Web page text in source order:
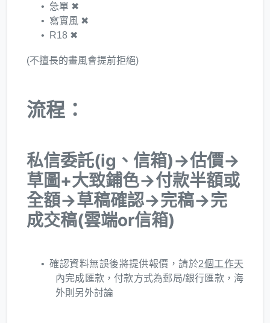
急單 ✖
寫實風 ✖
R18 ✖
(不擅長的畫風會提前拒絕)
流程：
私信委託(ig、信箱)→估價→
草圖+大致鋪色→付款半額或
全額→草稿確認→完稿→完
成交稿(雲端or信箱)
確認資料無誤後將提供報價，請於2個工作天
內完成匯款，付款方式為郵局/銀行匯款，海
外則另外討論